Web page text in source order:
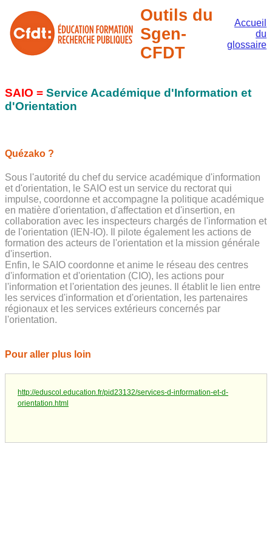
Outils du
Sgen-
CFDT
Accueil
du
glossaire
SAIO = Service Académique d'Information et
d'Orientation
Quézako ?
Sous l'autorité du chef du service académique d'information
et d'orientation, le SAIO est un service du rectorat qui
impulse, coordonne et accompagne la politique académique
en matière d'orientation, d'affectation et d'insertion, en
collaboration avec les inspecteurs chargés de l'information et
de l'orientation (IEN-IO). Il pilote également les actions de
formation des acteurs de l'orientation et la mission générale
d'insertion.
Enfin, le SAIO coordonne et anime le réseau des centres
d'information et d'orientation (CIO), les actions pour
l'information et l'orientation des jeunes. Il établit le lien entre
les services d'information et d'orientation, les partenaires
régionaux et les services extérieurs concernés par
l'orientation.
Pour aller plus loin
http://eduscol.education.fr/pid23132/services-d-information-et-d-
orientation.html